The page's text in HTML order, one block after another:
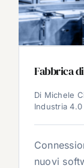
Fabbrica
Di Michele
Industria 4.0
nuovi